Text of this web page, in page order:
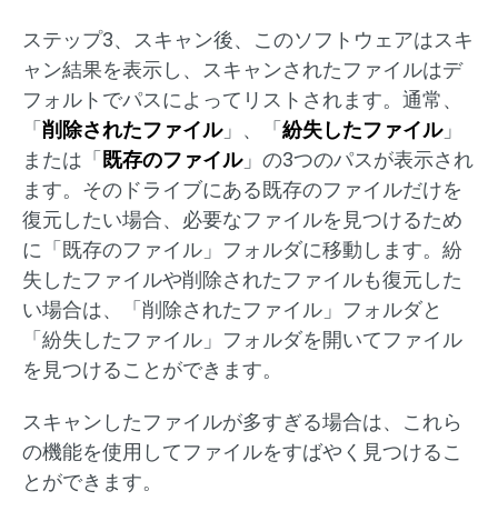
ステップ3、スキャン後、このソフトウェアはスキ
ャン結果を表示し、スキャンされたファイルはデ
フォルトでパスによってリストされます。通常、
「 削除されたファイル」、「 紛失したファイル」
または「 既存のファイル」の3つのパスが表示され
ます。そのドライブにある既存のファイルだけを
復元したい場合、必要なファイルを見つけるため
に「既存のファイル」フォルダに移動します。紛
失したファイルや削除されたファイルも復元した
い場合は、「削除されたファイル」フォルダと
「紛失したファイル」フォルダを開いてファイル
を見つけることができます。
スキャンしたファイルが多すぎる場合は、これら
の機能を使用してファイルをすばやく見つけるこ
とができます。